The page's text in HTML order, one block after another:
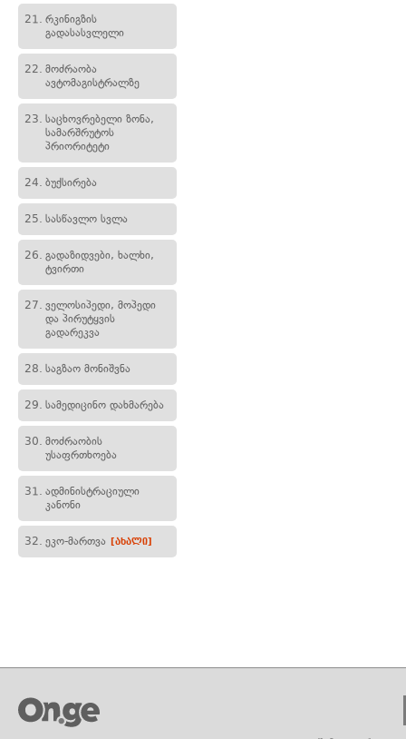
21. რკინიგზის
გადასასვლელი
22. მოძრაობა
ავტომაგისტრალზე
23. საცხოვრებელი ზონა,
სამარშრუტოს
პრიორიტეტი
24. ბუქსირება
25. სასწავლო სვლა
26. გადაზიდვები, ხალხი,
ტვირთი
27. ველოსიპედი, მოპედი
და პირუტყვის
გადარეკვა
28. საგზაო მონიშვნა
29. სამედიცინო დახმარება
30. მოძრაობის
უსაფრთხოება
31. ადმინისტრაციული
კანონი
32. ეკო-მართვა [ახალი]